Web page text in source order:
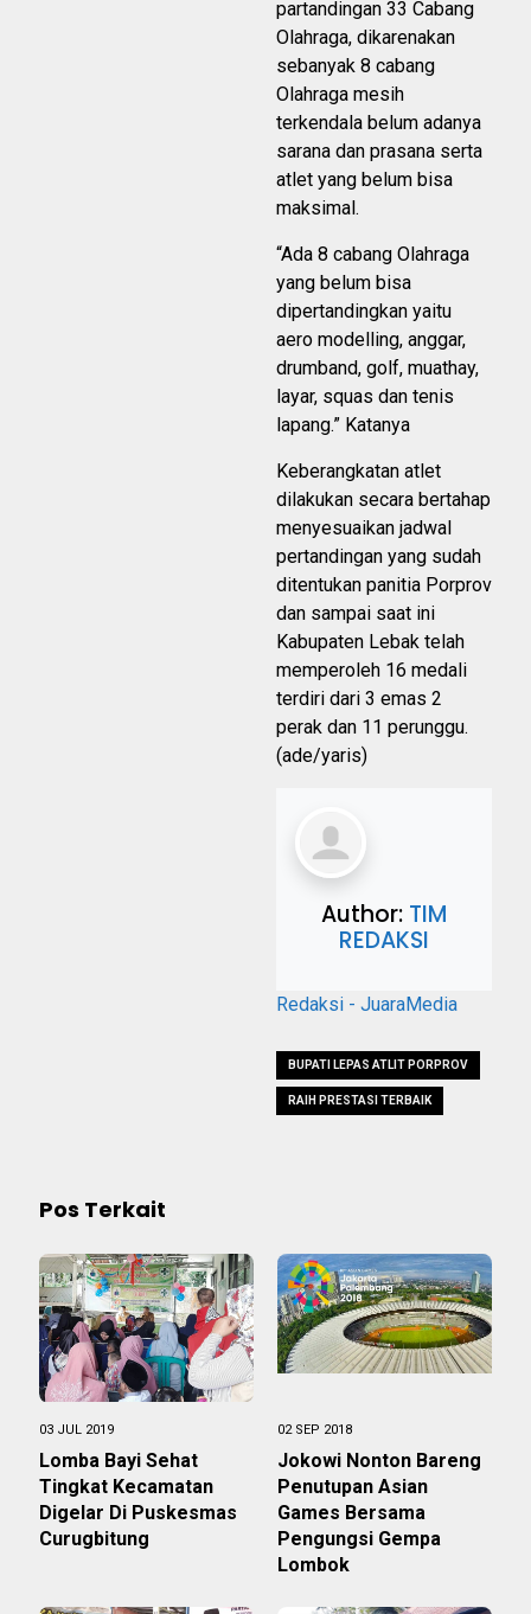
partandingan 33 Cabang
Olahraga, dikarenakan
sebanyak 8 cabang
Olahraga mesih
terkendala belum adanya
sarana dan prasana serta
atlet yang belum bisa
maksimal.
“Ada 8 cabang Olahraga
yang belum bisa
dipertandingkan yaitu
aero modelling, anggar,
drumband, golf, muathay,
layar, squas dan tenis
lapang.” Katanya
Keberangkatan atlet
dilakukan secara bertahap
menyesuaikan jadwal
pertandingan yang sudah
ditentukan panitia Porprov
dan sampai saat ini
Kabupaten Lebak telah
memperoleh 16 medali
terdiri dari 3 emas 2
perak dan 11 perunggu.
(ade/yaris)
Author: TIM
REDAKSI
Redaksi - JuaraMedia
BUPATI LEPAS ATLIT PORPROV
RAIH PRESTASI TERBAIK
Pos Terkait
03 JUL 2019
Lomba Bayi Sehat
Tingkat Kecamatan
Digelar Di Puskesmas
Curugbitung
02 SEP 2018
Jokowi Nonton Bareng
Penutupan Asian
Games Bersama
Pengungsi Gempa
Lombok